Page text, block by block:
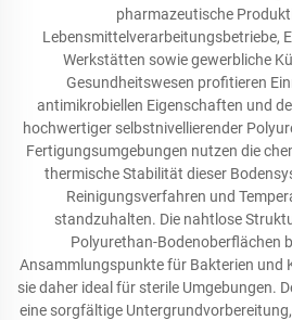
pharmazeutische
Lebensmittelverarbeitungsbetriebe,
Werkstätten sowie gewerbliche
Gesundheitswesen profitieren
antimikrobiellen Eigenschaften und
hochwertiger selbstnivellierender
Fertigungsumgebungen nutzen die
thermische Stabilität dieser
Reinigungsverfahren und
standzuhalten. Die nahtlose
Polyurethan-Bodenoberflächen
Ansammlungspunkte für Bakterien und
sie daher ideal für sterile Umgebungen.
eine sorgfältige